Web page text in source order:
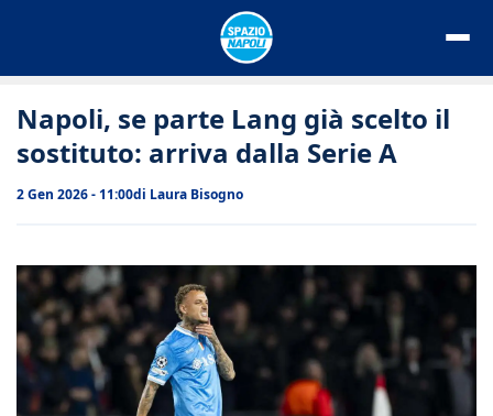
Napoli, se parte Lang già scelto il
sostituto: arriva dalla Serie A
2 Gen 2026 - 11:00di Laura Bisogno